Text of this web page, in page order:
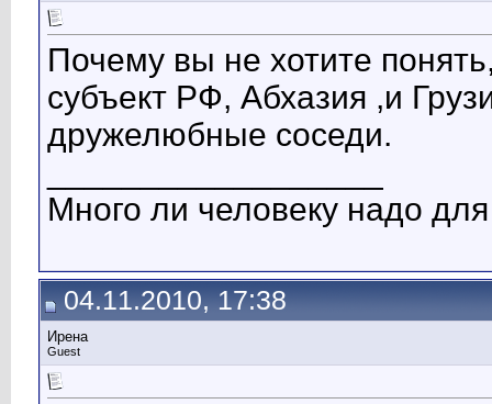
Почему вы не хотите
субъект РФ, Абхазия ,и
дружелюбные соседи.
Много ли человеку надо
04.11.2010, 17:38
Ирена
Guest